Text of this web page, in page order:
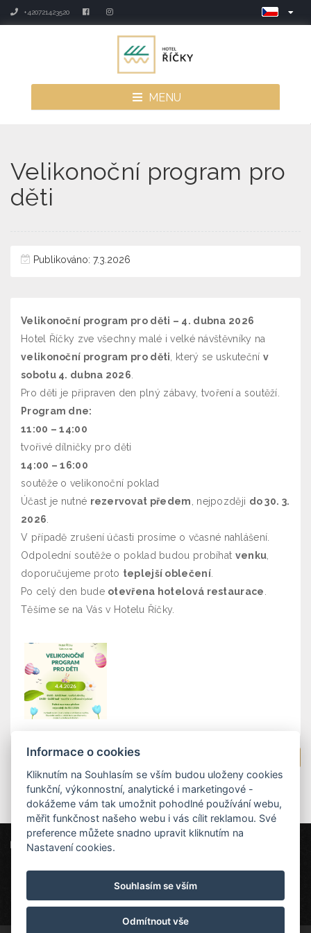
+420721423520
MENU
Velikonoční program pro
děti
Publikováno: 7.3.2026
Velikonoční program pro děti – 4. dubna 2026
Hotel Říčky zve všechny malé i velké návštěvníky na
velikonoční program pro děti , který se uskuteční v
sobotu 4. dubna 2026
Pro děti je připraven den plný zábavy, tvoření a soutěží.
Program dne:
11:00 – 14:00
tvořivé dílničky pro děti
14:00 – 16:00
soutěže o velikonoční poklad
Účast je nutné rezervovat předem , nejpozději do 30. 3.
2026
V případě zrušení účasti prosíme o včasné nahlášení.
Odpolední soutěže o poklad budou probíhat venku
doporučujeme proto teplejší oblečení.
Po celý den bude otevřena hotelová restaurace
Těšíme se na Vás v Hotelu Říčky.
Wellness Hotel Říčky
+420721423520
Wellness hotel Říčky, Orlické hory
Informace o cookies
Kliknutím na Souhlasím se vším budou uloženy cookies
funkční, výkonnostní, analytické i marketingové -
dokážeme vám tak umožnit pohodlné používání webu,
měřit funkčnost našeho webu i vás cílit reklamou. Své
preference můžete snadno upravit kliknutím na
Nastavení cookies.
Souhlasím se vším
Odmítnout vše